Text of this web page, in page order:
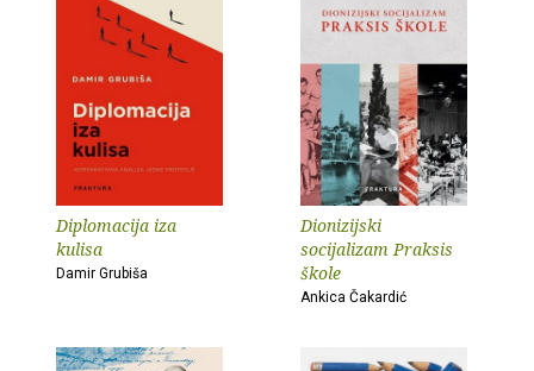
Diplomacija iza
kulisa
Damir Grubiša
Dionizijski
socijalizam Praksis
škole
Ankica Čakardić